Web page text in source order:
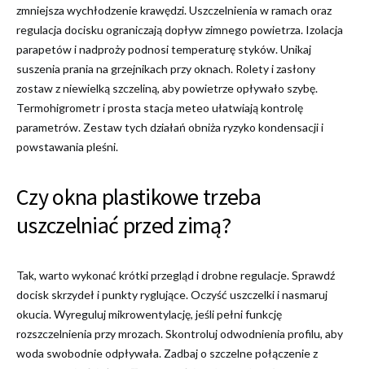
zmniejsza wychłodzenie krawędzi. Uszczelnienia w ramach oraz
regulacja docisku ograniczają dopływ zimnego powietrza. Izolacja
parapetów i nadproży podnosi temperaturę styków. Unikaj
suszenia prania na grzejnikach przy oknach. Rolety i zasłony
zostaw z niewielką szczeliną, aby powietrze opływało szybę.
Termohigrometr i prosta stacja meteo ułatwiają kontrolę
parametrów. Zestaw tych działań obniża ryzyko kondensacji i
powstawania pleśni.
Czy okna plastikowe trzeba
uszczelniać przed zimą?
Tak, warto wykonać krótki przegląd i drobne regulacje. Sprawdź
docisk skrzydeł i punkty ryglujące. Oczyść uszczelki i nasmaruj
okucia. Wyreguluj mikrowentylację, jeśli pełni funkcję
rozszczelnienia przy mrozach. Skontroluj odwodnienia profilu, aby
woda swobodnie odpływała. Zadbaj o szczelne połączenie z